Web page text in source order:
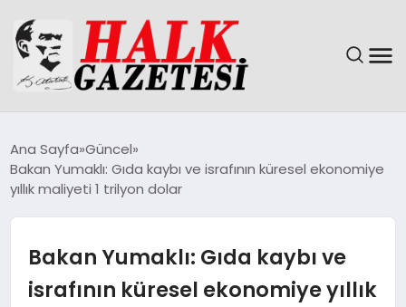
DÜNYA
Ana Sayfa Güncel
Bakan Yumaklı: Gıda kaybı ve israfının küresel ekonomiye
yıllık maliyeti 1 trilyon dolar
Bakan Yumaklı: Gıda kaybı ve
israfının küresel ekonomiye yıllık